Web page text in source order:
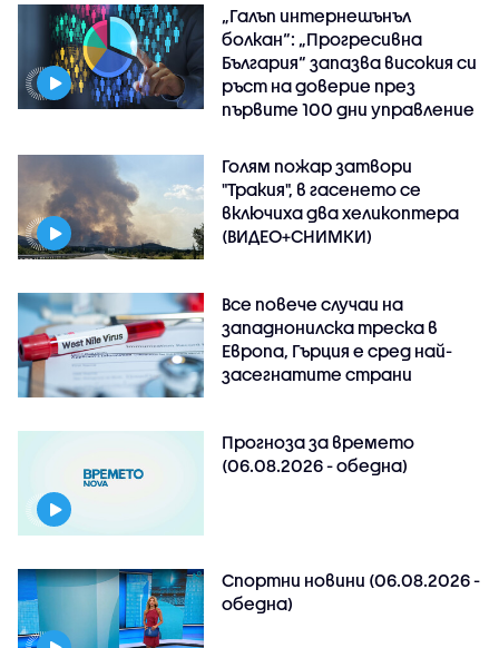
„Галъп интернешънъл
болкан“: „Прогресивна
България“ запазва високия си
ръст на доверие през
първите 100 дни управление
Голям пожар затвори
"Тракия", в гасенето се
включиха два хеликоптера
(ВИДЕО+СНИМКИ)
Все повече случаи на
западнонилска треска в
Европа, Гърция е сред най-
засегнатите страни
Прогноза за времето
(06.08.2026 - обедна)
Спортни новини (06.08.2026 -
обедна)